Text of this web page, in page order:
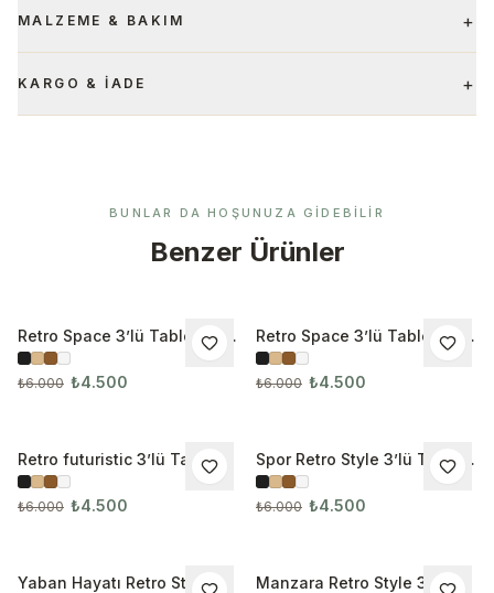
MALZEME & BAKIM +
KARGO & İADE +
BUNLAR DA HOŞUNUZA GIDEBILIR
Benzer Ürünler
İNDIRIM
Retro Space 3’lü Tablo Seti
3285
₺6.000 ₺4.500
İNDIRIM
Retro Space 3’lü Tablo Seti
3286
₺6.000 ₺4.500
İNDIRIM
Retro futuristic 3’lü Tablo
Seti
₺6.000 ₺4.500
İNDIRIM
Spor Retro Style 3’lü Tablo
Seti
₺6.000 ₺4.500
İNDIRIM
Yaban Hayatı Retro Style
İNDIRIM
Manzara Retro Style 3’lü